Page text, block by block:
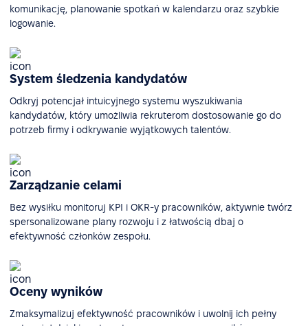
komunikację, planowanie spotkań w kalendarzu oraz szybkie
logowanie.
System śledzenia kandydatów
Odkryj potencjał intuicyjnego systemu wyszukiwania
kandydatów, który umożliwia rekruterom dostosowanie go do
potrzeb firmy i odkrywanie wyjątkowych talentów.
Zarządzanie celami
Bez wysiłku monitoruj KPI i OKR-y pracowników, aktywnie twórz
spersonalizowane plany rozwoju i z łatwością dbaj o
efektywność członków zespołu.
Oceny wyników
Zmaksymalizuj efektywność pracowników i uwolnij ich pełny